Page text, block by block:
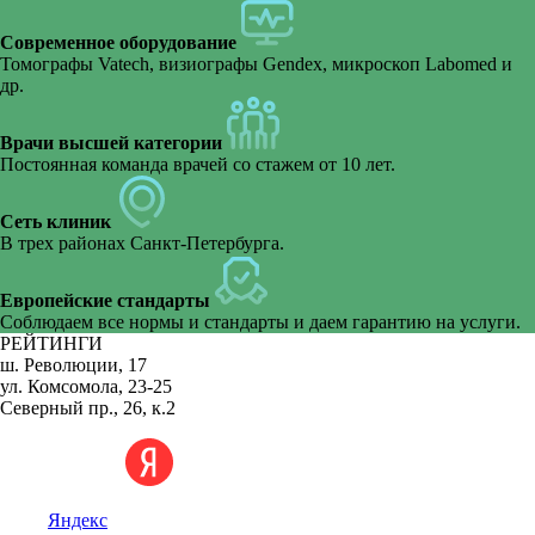
Современное оборудование
Томографы Vatech, визиографы Gendex, микроскоп Labomed и
др.
Врачи высшей категории
Постоянная команда врачей со стажем от 10 лет.
Сеть клиник
В трех районах Санкт-Петербурга.
Европейские стандарты
Соблюдаем все нормы и стандарты и даем гарантию на услуги.
РЕЙТИНГИ
ш. Революции, 17
ул. Комсомола, 23-25
Северный пр., 26, к.2
Яндекс
Частично съемные протезы
Протезирование передних зубов
Балочный протез